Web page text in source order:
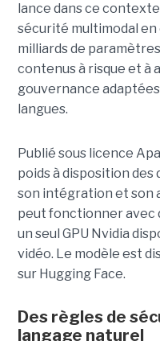
lance dans ce
sécurité multimodal
milliards de
contenus à risque et à
gouvernance
langues.
Publié sous licence
poids à disposition
son intégration et son
peut fonctionner avec
un seul GPU Nvidia
vidéo. Le modèle est
sur Hugging Face.
Des règles de
langage naturel